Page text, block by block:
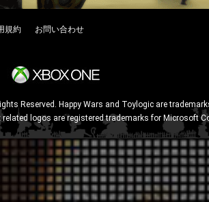
規約 お問い合わせ
Reserved. Happy Wars and Toylogic are
related logos are registered trademarks for Microsoft